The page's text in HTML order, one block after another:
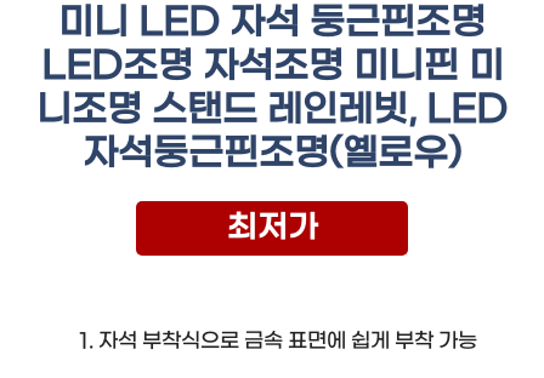
미니 LED 자석 둥근핀조명
LED조명 자석조명 미니핀 미
니조명 스탠드 레인레빗, LED
자석둥근핀조명(옐로우)
최저가
자석 부착식으로 금속 표면에 쉽게 부착 가능